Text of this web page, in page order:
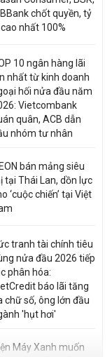
chốt quyền, tỷ
cao nhất 100%
10 ngân hàng lãi
nhất từ kinh doanh
hối nửa đầu năm
Vietcombank
quân, ACB dẫn
nhóm tư nhân
bán mảng siêu
tại Thái Lan, dồn lực
‘cuộc chiến’ tại Việt
tranh tài chính tiêu
nửa đầu 2026 tiếp
phân hóa:
báo lãi tăng
chữ số, ông lớn đầu
'hụt hơi'
Máy Xanh muốn